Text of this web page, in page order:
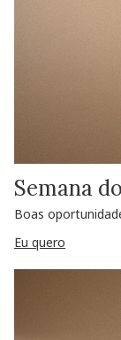
Semana
Boas
Eu quero